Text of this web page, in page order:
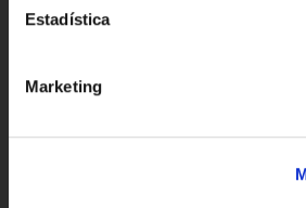
Estadística
Marketing
Si continúas navegando por nuestra